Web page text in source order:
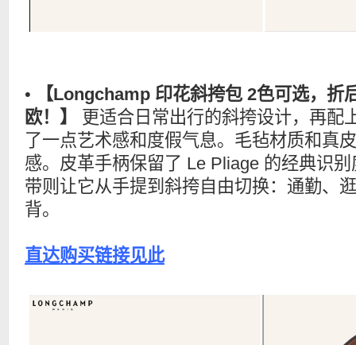
• 【Longchamp 印花斜挎包 2色可选，折
欧！】
更适合日常出行的斜挎设计，再配
了一点艺术感和度假气息。毛毡材质和真
感。皮革手柄保留了 Le Pliage 的经典识
带则让它从手提到斜挎自由切换：通勤、
背。
直达购买链接见此